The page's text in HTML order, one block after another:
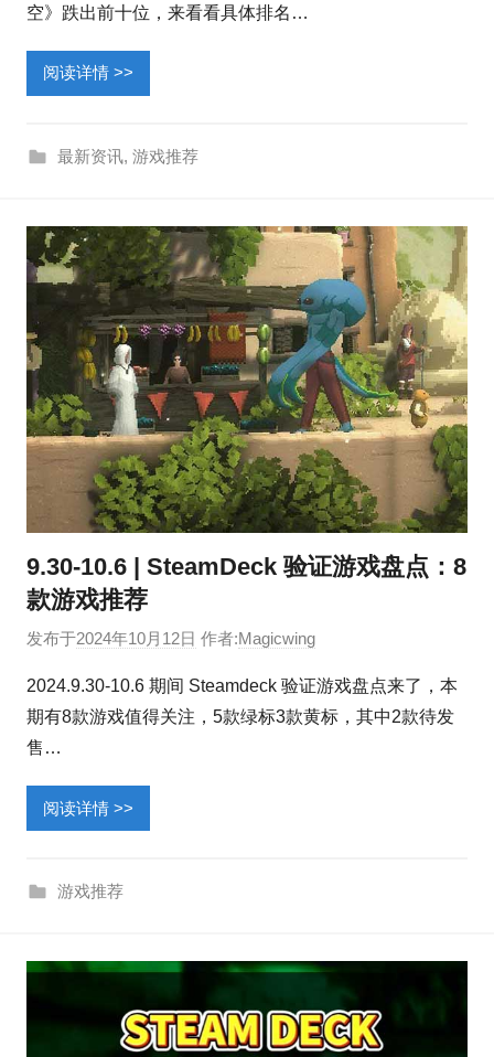
空》跌出前十位，来看看具体排名…
阅读详情 >>
最新资讯, 游戏推荐
9.30-10.6 | SteamDeck 验证游戏盘点：8
款游戏推荐
发布于2024年10月12日 作者:Magicwing
2024.9.30-10.6 期间 Steamdeck 验证游戏盘点来了，本
期有8款游戏值得关注，5款绿标3款黄标，其中2款待发
售…
阅读详情 >>
游戏推荐